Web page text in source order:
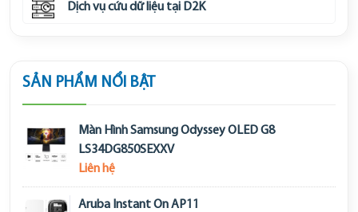
Dịch vụ cứu dữ liệu tại D2K
SẢN PHẨM NỔI BẬT
Màn Hình Samsung Odyssey OLED G8
LS34DG850SEXXV
Liên hệ
Aruba Instant On AP11